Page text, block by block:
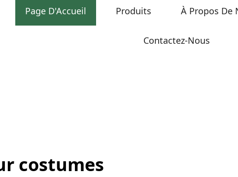
Page D'Accueil Produits À Propos De
Contactez-Nous
costumes